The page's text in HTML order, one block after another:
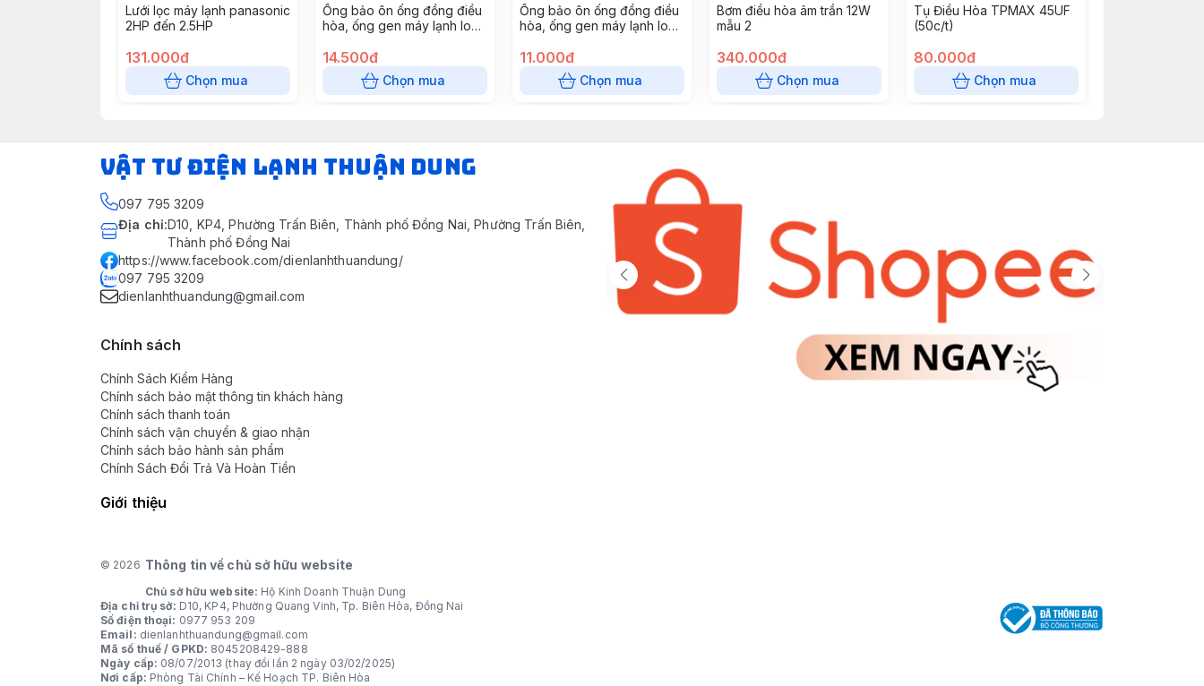
Lưới lọc máy lạnh panasonic
2HP đến 2.5HP
131.000đ
Chọn mua
Ống bảo ôn ống đồng điều
hòa, ống gen máy lạnh loại
2 mét
14.500đ
Chọn mua
Ống bảo ôn ống đồng điều
hòa, ống gen máy lạnh loại
2 mét
11.000đ
Chọn mua
Bơm điều hòa âm trần 12W
mẫu 2
340.000đ
Chọn mua
Tụ Điều Hòa TPMAX 45UF
(50c/t)
80.000đ
Chọn mua
VẬT TƯ ĐIỆN LẠNH THUẬN DUNG
097 795 3209
Địa chỉ:D10, KP4, Phường Trấn Biên, Thành phố Đồng Nai, Phường Trấn Biên,
Thành phố Đồng Nai
https://www.facebook.com/dienlanhthuandung/
097 795 3209
dienlanhthuandung@gmail.com
Chính sách
Chính Sách Kiểm Hàng
Chính sách bảo mật thông tin khách hàng
Chính sách thanh toán
Chính sách vận chuyển & giao nhận
Chính sách bảo hành sản phẩm
Chính Sách Đổi Trả Và Hoàn Tiền
Giới thiệu
© 2026 Thông tin về chủ sở hữu website
Chủ sở hữu website: Hộ Kinh Doanh Thuận Dung
Địa chỉ trụ sở: D10, KP4, Phường Quang Vinh, Tp. Biên Hòa, Đồng Nai
Số điện thoại: 0977 953 209
Email: dienlanhthuandung@gmail.com
Mã số thuế / GPKD: 8045208429-888
Ngày cấp: 08/07/2013 (thay đổi lần 2 ngày 03/02/2025)
Nơi cấp: Phòng Tài Chính – Kế Hoạch TP. Biên Hòa